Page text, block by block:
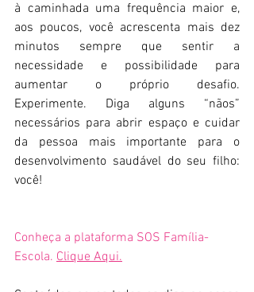
à caminhada uma frequência maior e,
aos poucos, você acrescenta mais dez
minutos sempre que sentir a
necessidade e possibilidade para
aumentar o próprio desafio.
Experimente. Diga alguns “nãos”
necessários para abrir espaço e cuidar
da pessoa mais importante para o
desenvolvimento saudável do seu filho:
você!
Conheça a plataforma SOS Família-
Escola. Clique Aqui.